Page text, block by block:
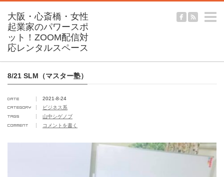
8/21 SLM（マスター塾）
2021-8-24
ビジネス系
山中シゲノブ
コメントを書く